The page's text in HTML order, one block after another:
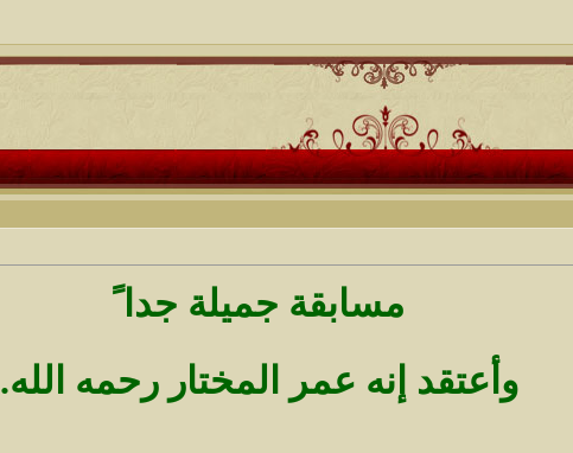
مسابقة جميلة جدا ً
وأعتقد إنه عمر المختار رحمه الله.